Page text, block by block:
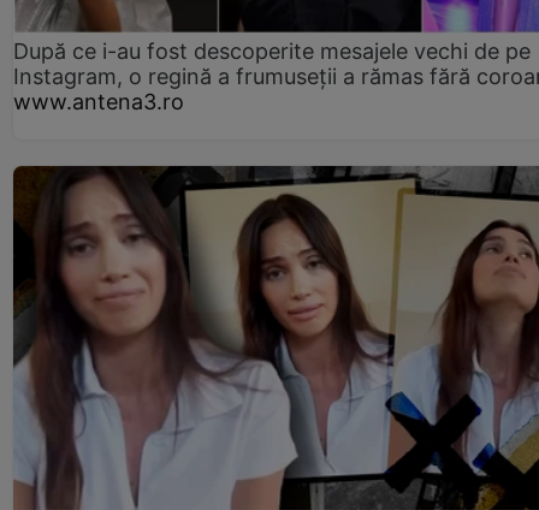
După ce i-au fost descoperite mesajele vechi de pe
Instagram, o regină a frumuseții a rămas fără
www.antena3.ro